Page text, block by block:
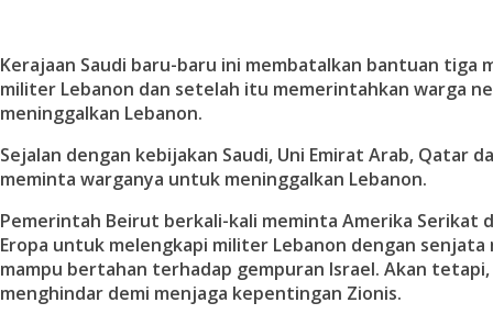
Kerajaan Saudi baru-baru ini membatalkan bantuan tiga
militer Lebanon dan setelah itu memerintahkan warga
meninggalkan Lebanon.
Sejalan dengan kebijakan Saudi, Uni Emirat Arab, Qatar
meminta warganya untuk meninggalkan Lebanon.
Pemerintah Beirut berkali-kali meminta Amerika Serikat
Eropa untuk melengkapi militer Lebanon dengan senjata
mampu bertahan terhadap gempuran Israel. Akan
menghindar demi menjaga kepentingan Zionis.